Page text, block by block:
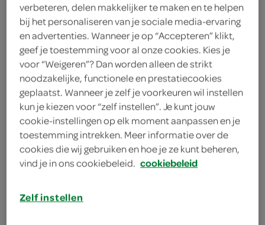
3.99
285 Gram
Let op: aanbiedingen zijn niet zichtbaar bij de
producten, maar worden wél automatisch
verwerkt in de winkelmand.
verbeteren, delen makkelijker te maken en te helpen
bij het personaliseren van je sociale media-ervaring
en advertenties. Wanneer je op “Accepteren” klikt,
geef je toestemming voor al onze cookies. Kies je
voor “Weigeren”? Dan worden alleen de strikt
noodzakelijke, functionele en prestatiecookies
geplaatst. Wanneer je zelf je voorkeuren wil instellen
kun je kiezen voor “zelf instellen”. Je kunt jouw
cookie-instellingen op elk moment aanpassen en je
toestemming intrekken. Meer informatie over de
cookies die wij gebruiken en hoe je ze kunt beheren,
vind je in ons cookiebeleid. cookiebeleid
Zelf instellen